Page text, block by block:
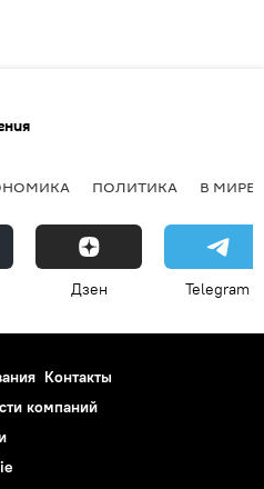
ПОЛИТИКА В МИРЕ
Дзен Telegram
Контакты
компаний